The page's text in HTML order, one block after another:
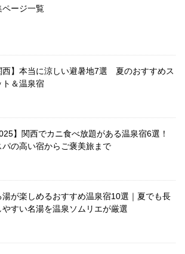
ページ一覧
西】本当に涼しい避暑地7選 夏のおすすめス
ト＆温泉宿
】関西でカニ食べ放題がある温泉宿6選！
パの高い宿からご褒美旅まで
湯が楽しめるおすすめ温泉宿10選｜夏でも長
やすい名湯を温泉ソムリエが厳選